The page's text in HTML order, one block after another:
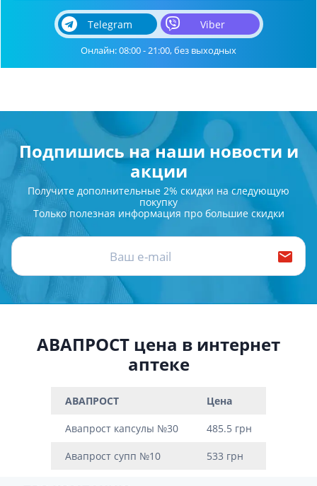
Telegram Viber
Онлайн: 08:00 - 21:00, без выходных
Подпишись на наши новости и
акции
Получите дополнительные 2% скидки на следующую
покупку
Только полезная информация про большие скидки
АВАПРОСТ цена в интернет
аптеке
АВАПРОСТ Цена
Авапрост капсулы №30 485.5 грн
Авапрост супп №10 533 грн